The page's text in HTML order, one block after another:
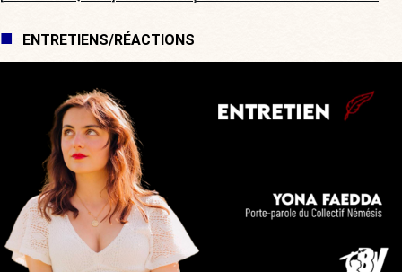
ENTRETIENS/RÉACTIONS